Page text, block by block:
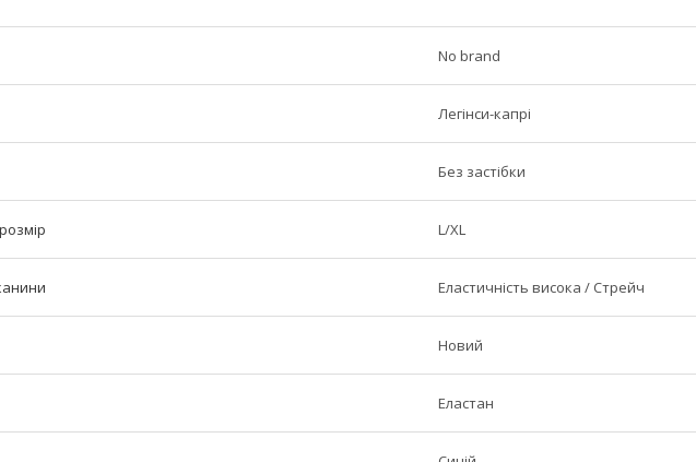
No brand
Легінси-капрі
Без застібки
L/XL
Еластичність висока / Стрейч
Новий
Еластан